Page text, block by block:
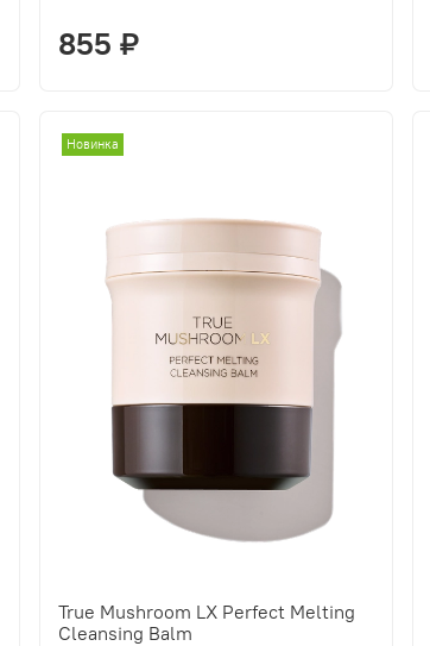
855 ₽
Новинка
True Mushroom LX Perfect Melting
Cleansing Balm